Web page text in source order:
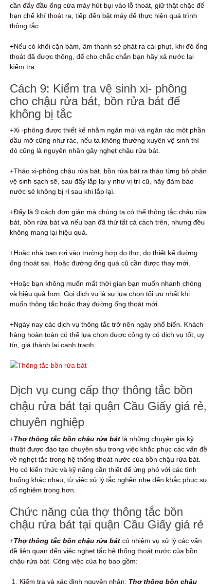
cần đẩy đầu ống cửa máy hút bụi vào lỗ thoát, giữ thật chặc để
hạn chế khí thoát ra, tiếp đến bật máy để thực hiện quá trình
thông tắc.
+Nếu có khối cặn bám, âm thanh sẻ phát ra cái phụt, khi đó ống
thoát đã được thông, để cho chắc chắn bạn hãy xả nước lại
kiểm tra.
Cách 9: Kiểm tra vệ sinh xi- phông
cho chậu rửa bát, bồn rửa bát để
không bị tắc
+Xi -phông được thiết kế nhằm ngăn mùi và ngăn rác một phần
dầu mỡ cũng như rác, nếu ta không thường xuyên vệ sinh thì
đó cũng là nguyên nhân gây nghẹt chậu rửa bát.
+Tháo xi-phông chậu rửa bát, bồn rửa bát ra tháo từng bộ phận
vệ sinh sạch sẽ, sau đấy lắp lại y như vị trí cũ, hãy đảm bảo
nước sẻ không bị rỉ sau khi lắp lại.
+Đấy là 9 cách đơn giản mà chúng ta có thể thông tắc chậu rửa
bát, bồn rửa bát và nếu bạn đã thử tất cả cách trên, nhưng đều
không mang lại hiệu quả.
+Hoặc nhà bạn rơi vào trường hợp do thợ, do thiết kế đường
ống thoát sai. Hoặc đường ống quá cũ cần được thay mới.
+Hoặc bạn không muốn mất thời gian bạn muốn nhanh chóng
và hiệu quả hơn. Gọi dịch vụ là sự lựa chọn tối ưu nhất khi
muốn thông tắc hoặc thay đường ống thoát mới.
+Ngày nay các dịch vụ thông tắc trở nên ngày phổ biến. Khách
hàng hoàn toàn có thể lựa chọn được công ty có dịch vụ tốt, uy
tín, giá thành lại cạnh tranh.
Dịch vụ cung cấp thợ thông tắc bồn
chậu rửa bát tại quận Cầu Giấy giá rẻ,
chuyên nghiệp
+Thợ thông tắc bồn chậu rửa bát là những chuyên gia kỹ
thuật được đào tạo chuyên sâu trong việc khắc phục các vấn đề
về nghẹt tắc trong hệ thống thoát nước của bồn chậu rửa bát.
Họ có kiến thức và kỹ năng cần thiết để ứng phó với các tình
huống khác nhau, từ việc xử lý tắc nghẽn nhẹ đến khắc phục sự
cố nghiêm trọng hơn.
Chức năng của thợ thông tắc bồn
chậu rửabát tại quận Cầu Giấy giá rẻ
+Thợ thông tắc bồn chậu rửa bát có nhiệm vụ xử lý các vấn
đề liên quan đến việc nghẹt tắc hệ thống thoát nước của bồn
chậu rửa bát. Công việc của họ bao gồm:
Kiểm tra và xác định nguyên nhân: Thợ thông bồn chậu